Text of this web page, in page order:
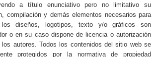
a título enunciativo pero no limitativo su
compilación y demás elementos necesarios para
los diseños, logotipos, texto y/o gráficos son
o en su caso dispone de licencia o autorización
autores. Todos los contenidos del sitio web se
protegidos por la normativa de propiedad